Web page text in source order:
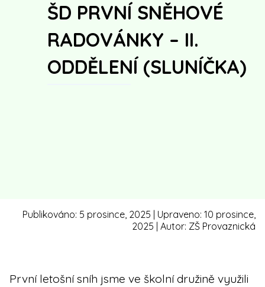
ŠD PRVNÍ SNĚHOVÉ
RADOVÁNKY – II.
ODDĚLENÍ (SLUNÍČKA)
Publikováno: 5 prosince, 2025 | Upraveno: 10 prosince,
2025 | Autor: ZŠ Provaznická
První letošní sníh jsme ve školní družině využili